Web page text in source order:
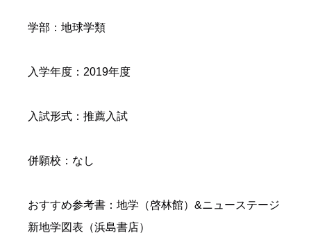
学部：地球学類
入学年度：2019年度
入試形式：推薦入試
併願校：なし
おすすめ参考書：地学（啓林館）&ニューステージ
新地学図表（浜島書店）